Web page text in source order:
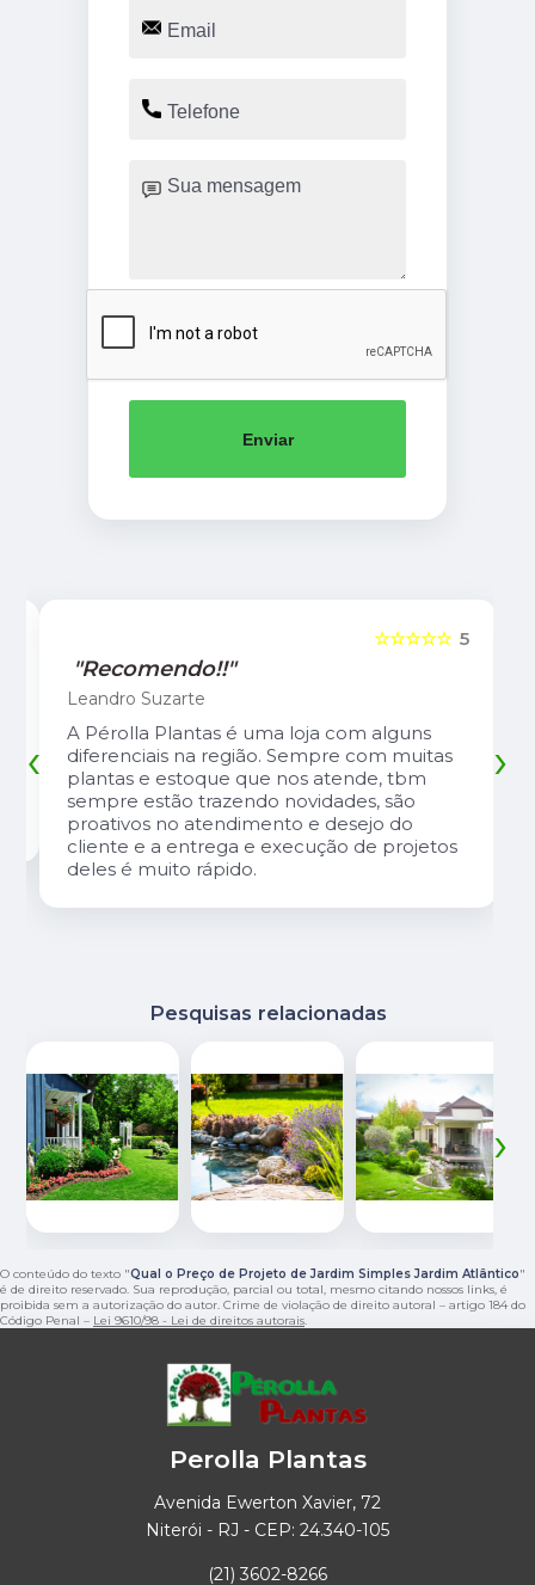
Enviar
5
☆☆☆☆☆
"Recomendo!!"
Leandro Suzarte
A Pérolla Plantas é uma loja com alguns
diferenciais na região. Sempre com muitas
plantas e estoque que nos atende, tbm
sempre estão trazendo novidades, são
proativos no atendimento e desejo do
cliente e a entrega e execução de projetos
deles é muito rápido.
‹ ›
Pesquisas relacionadas
‹ ›
O conteúdo do texto "Qual o Preço de Projeto de Jardim Simples Jardim Atlântico"
é de direito reservado. Sua reprodução, parcial ou total, mesmo citando nossos links, é
proibida sem a autorização do autor. Crime de violação de direito autoral – artigo 184 do
Código Penal – Lei 9610/98 - Lei de direitos autorais.
Perolla Plantas
Avenida Ewerton Xavier, 72
Niterói - RJ - CEP: 24.340-105
(21) 3602-8266